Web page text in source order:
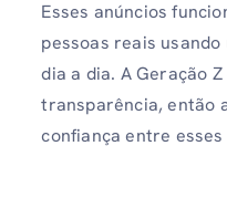
Esses anúncios
pessoas reais
dia a dia. A Geração
transparência, então
confiança entre